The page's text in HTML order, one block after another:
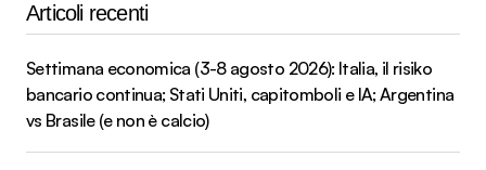
Articoli recenti
Settimana economica (3-8 agosto 2026): Italia, il risiko
bancario continua; Stati Uniti, capitomboli e IA; Argentina
vs Brasile (e non è calcio)